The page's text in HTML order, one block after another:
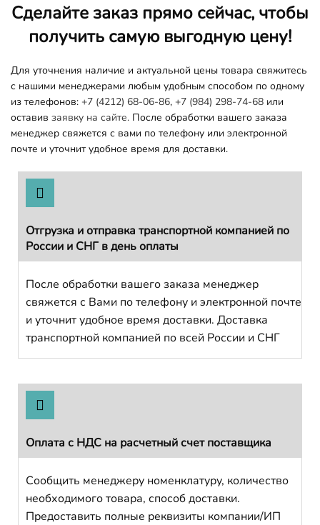
Сделайте заказ прямо сейчас, чтобы
получить самую выгодную цену!
Для уточнения наличие и актуальной цены товара свяжитесь
с нашими менеджерами любым удобным способом по одному
из телефонов: +7 (4212) 68-06-86, +7 (984) 298-74-68 или
оставив заявку на сайте. После обработки вашего заказа
менеджер свяжется с вами по телефону или электронной
почте и уточнит удобное время для доставки.
Отгрузка и отправка транспортной компанией по
России и СНГ в день оплаты
После обработки вашего заказа менеджер
свяжется с Вами по телефону и электронной почте
и уточнит удобное время доставки. Доставка
транспортной компанией по всей России и СНГ
Оплата с НДС на расчетный счет поставщика
Сообщить менеджеру номенклатуру, количество
необходимого товара, способ доставки.
Предоставить полные реквизиты компании/ИП